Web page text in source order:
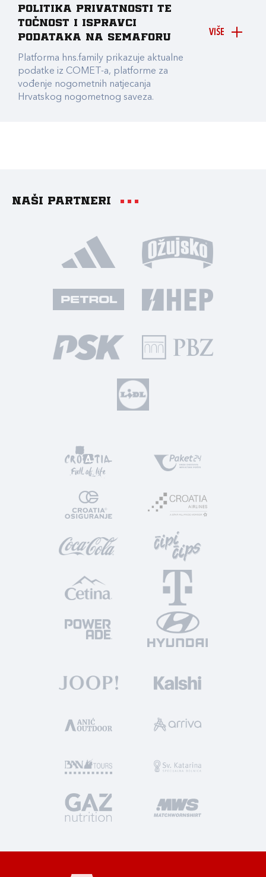
VIŠE
Politika privatnosti te
točnost i ispravci
podataka na Semaforu
Platforma hns.family prikazuje aktualne
podatke iz COMET-a, platforme za
vođenje nogometnih natjecanja
Hrvatskog nogometnog saveza.
Naši partneri